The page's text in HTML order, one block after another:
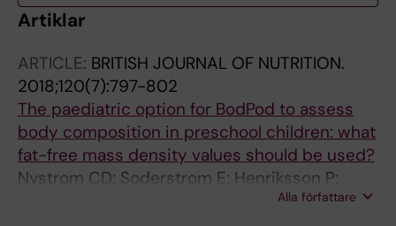
Artiklar
ARTICLE: BRITISH JOURNAL OF NUTRITION.
2018;120(7):797-802
The paediatric option for BodPod to assess
body composition in preschool children: what
fat-free mass density values should be used?
Nystrom CD; Soderstrom E; Henriksson P;
Alla författare